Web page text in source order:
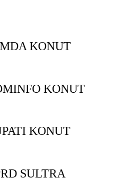
KONUT
KONUT
KONUT
SULTRA